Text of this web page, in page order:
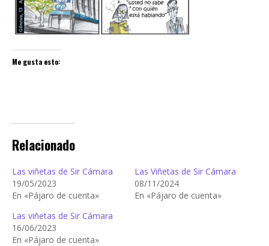
Me gusta esto:
Relacionado
Las viñetas de Sir Cámara
19/05/2023
En «Pájaro de cuenta»
Las Viñetas de Sir Cámara
08/11/2024
En «Pájaro de cuenta»
Las viñetas de Sir Cámara
16/06/2023
En «Pájaro de cuenta»